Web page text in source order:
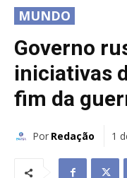
MUNDO
Governo
iniciativas
fim da
Por Redação 1